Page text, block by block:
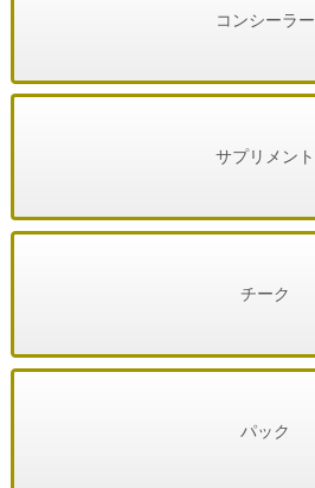
コンシーラー
サプリメント
チーク
パック